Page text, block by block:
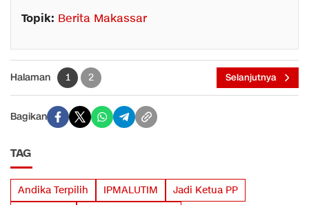
Topik: Berita Makassar
Halaman 1 2 Selanjutnya
Bagikan
TAG
Andika Terpilih IPMALUTIM
Jadi Ketua PP